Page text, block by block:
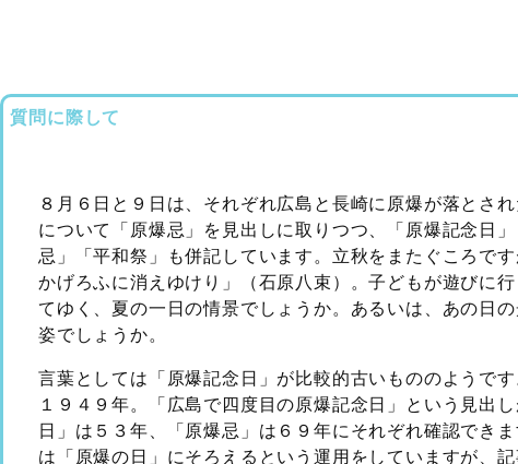
質問に際して
８月６日と９日は、それぞれ広島と長崎に原爆が落とさ
について「原爆忌」を見出しに取りつつ、「原爆記念日
忌」「平和祭」も併記しています。立秋をまたぐころで
かげろふに消えゆけり」（石原八束）。子どもが遊びに
てゆく、夏の一日の情景でしょうか。あるいは、あの日
姿でしょうか。
言葉としては「原爆記念日」が比較的古いもののようで
１９４９年。「広島で四度目の原爆記念日」という見出
日」は５３年、「原爆忌」は６９年にそれぞれ確認でき
は「原爆の日」にそろえるという運用をしていますが、